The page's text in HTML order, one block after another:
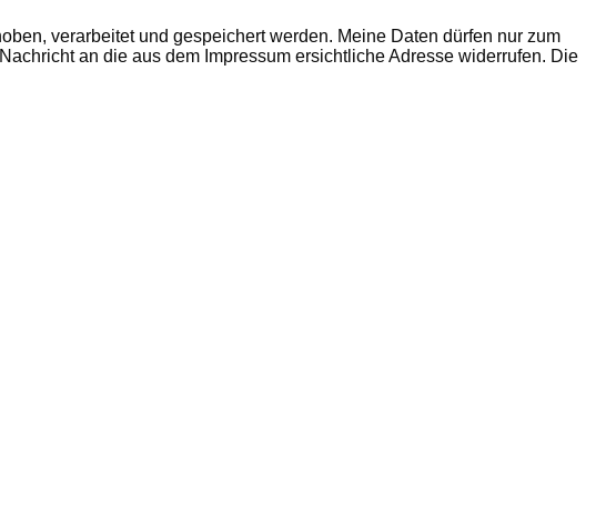
verarbeitet und gespeichert werden. Meine Daten dürfen nur zum
an die aus dem Impressum ersichtliche Adresse widerrufen. Die